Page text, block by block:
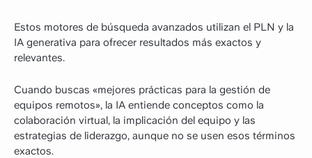
Estos motores de búsqueda avanzados utilizan el PLN y la
IA generativa para ofrecer resultados más exactos y
relevantes.
Cuando buscas «mejores prácticas para la gestión de
equipos remotos», la IA entiende conceptos como la
colaboración virtual, la implicación del equipo y las
estrategias de liderazgo, aunque no se usen esos términos
exactos.